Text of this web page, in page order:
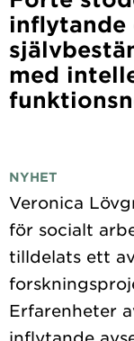
inflytande
med
NYHET
Veronica
för socialt
tilldelats ett
Erfarenheter